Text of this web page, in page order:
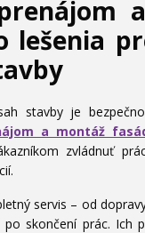
lešenia
stavby je
a montáž
zvládnuť
servis – od
skončení prác. Ich